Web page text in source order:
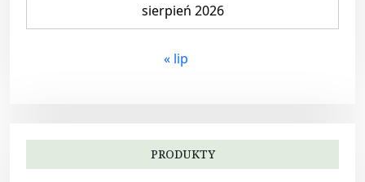
sierpień 2026
« lip
PRODUKTY